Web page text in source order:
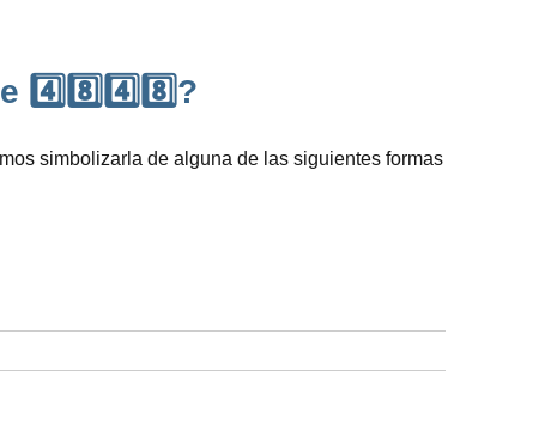
4️⃣8️⃣4️⃣8️⃣?
simbolizarla de alguna de las siguientes formas